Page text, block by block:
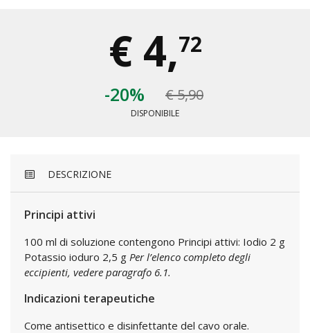
€ 4,72
-20% € 5,90
DISPONIBILE
DESCRIZIONE
Principi attivi
100 ml di soluzione contengono Principi attivi: Iodio 2 g
Potassio ioduro 2,5 g Per l’elenco completo degli
eccipienti, vedere paragrafo 6.1.
Indicazioni terapeutiche
Come antisettico e disinfettante del cavo orale.